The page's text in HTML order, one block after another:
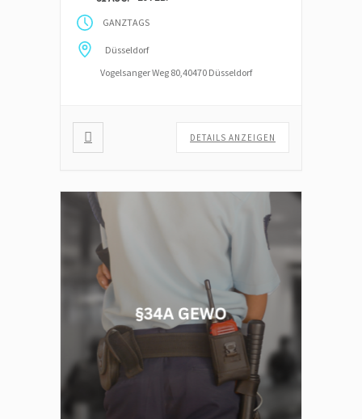
angeboten. Die Zeit für die
Vorbereitung sind mindestens 4
Monate inkl. der schriftlichen und
mündlichen Prüfung bei einer IHK.
Staatliche Förderung durch einen
GANZTAGS
Düsseldorf
Vogelsanger Weg 80,40470 Düsseldorf
DETAILS ANZEIGEN